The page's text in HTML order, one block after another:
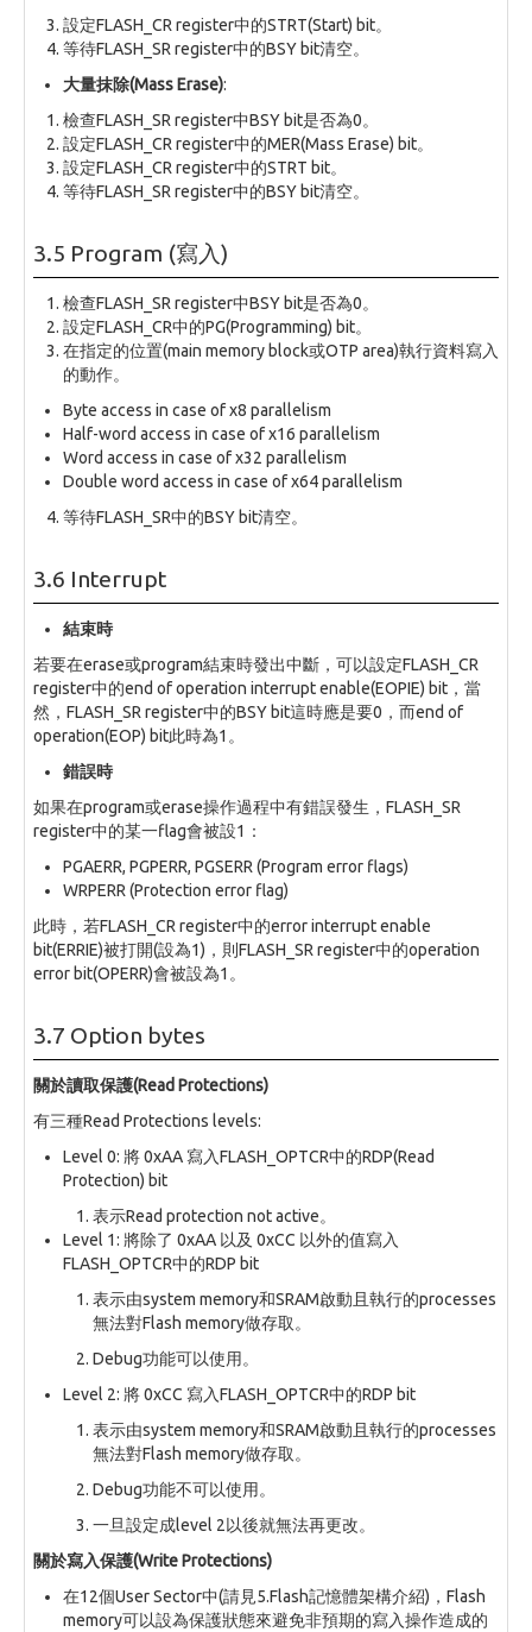
設定FLASH_CR register中的STRT(Start) bit。
等待FLASH_SR register中的BSY bit清空。
大量抹除(Mass Erase):
檢查FLASH_SR register中BSY bit是否為0。
設定FLASH_CR register中的MER(Mass Erase) bit。
設定FLASH_CR register中的STRT bit。
等待FLASH_SR register中的BSY bit清空。
3.5 Program (寫入)
檢查FLASH_SR register中BSY bit是否為0。
設定FLASH_CR中的PG(Programming) bit。
在指定的位置(main memory block或OTP area)執行資料寫入
的動作。
Byte access in case of x8 parallelism
Half-word access in case of x16 parallelism
Word access in case of x32 parallelism
Double word access in case of x64 parallelism
等待FLASH_SR中的BSY bit清空。
3.6 Interrupt
結束時
若要在erase或program結束時發出中斷，可以設定FLASH_CR
register中的end of operation interrupt enable(EOPIE) bit，當
然，FLASH_SR register中的BSY bit這時應是要0，而end of
operation(EOP) bit此時為1。
錯誤時
如果在program或erase操作過程中有錯誤發生，FLASH_SR
register中的某一flag會被設1：
PGAERR, PGPERR, PGSERR (Program error flags)
WRPERR (Protection error flag)
此時，若FLASH_CR register中的error interrupt enable
bit(ERRIE)被打開(設為1)，則FLASH_SR register中的operation
error bit(OPERR)會被設為1。
3.7 Option bytes
關於讀取保護(Read Protections)
有三種Read Protections levels:
Level 0: 將 0xAA 寫入FLASH_OPTCR中的RDP(Read
Protection) bit
表示Read protection not active。
Level 1: 將除了 0xAA 以及 0xCC 以外的值寫入
FLASH_OPTCR中的RDP bit
表示由system memory和SRAM啟動且執行的processes
無法對Flash memory做存取。
Debug功能可以使用。
Level 2: 將 0xCC 寫入FLASH_OPTCR中的RDP bit
表示由system memory和SRAM啟動且執行的processes
無法對Flash memory做存取。
Debug功能不可以使用。
一旦設定成level 2以後就無法再更改。
關於寫入保護(Write Protections)
在12個User Sector中(請見5.Flash記憶體架構介紹)，Flash
memory可以設為保護狀態來避免非預期的寫入操作造成的